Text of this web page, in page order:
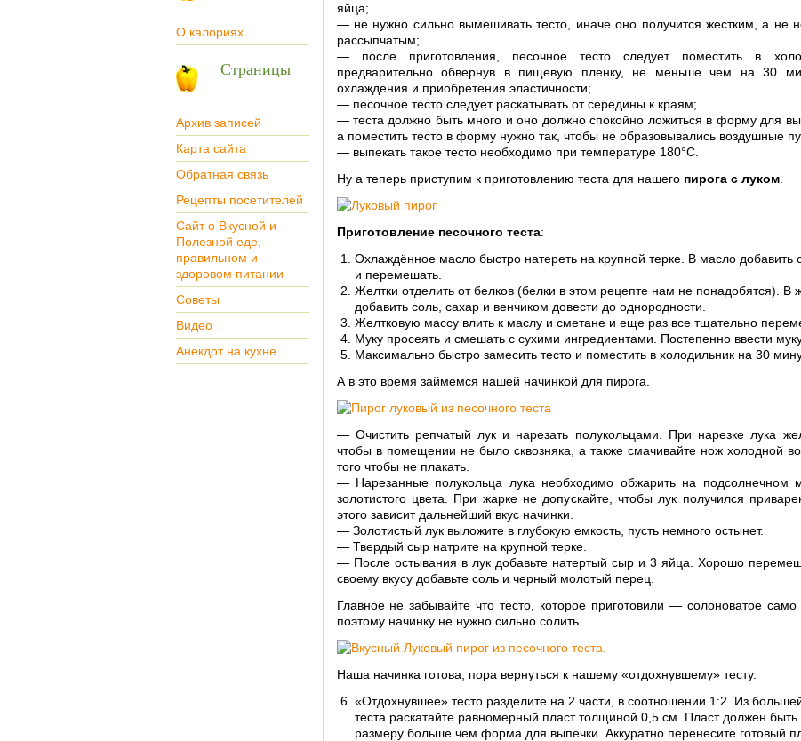
О калориях
Страницы
Архив записей
Карта сайта
Обратная связь
Рецепты посетителей
Сайт о Вкусной и
Полезной еде,
правильном и
здоровом питании
Советы
Видео
Анекдот на кухне
яйца;
— не нужно сильно вымешивать тесто, иначе оно получится жестким, а не
рассыпчатым;
— после приготовления, песочное тесто следует поместить в
предварительно обвернув в пищевую пленку, не меньше чем на 30
охлаждения и приобретения эластичности;
— песочное тесто следует раскатывать от середины к краям;
— теста должно быть много и оно должно спокойно ложиться в форму для
а поместить тесто в форму нужно так, чтобы не образовывались воздушные
— выпекать такое тесто необходимо при температуре 180°С.
Ну а теперь приступим к приготовлению теста для нашего пирога с луком.
Приготовление песочного теста:
Охлаждённое масло быстро натереть на крупной терке. В масло добавить
и перемешать.
Желтки отделить от белков (белки в этом рецепте нам не понадобятся). В
добавить соль, сахар и венчиком довести до однородности.
Желтковую массу влить к маслу и сметане и еще раз все тщательно
Муку просеять и смешать с сухими ингредиентами. Постепенно ввести муку
Максимально быстро замесить тесто и поместить в холодильник на 30
А в это время займемся нашей начинкой для пирога.
— Очистить репчатый лук и нарезать полукольцами. При нарезке лука
чтобы в помещении не было сквозняка, а также смачивайте нож холодной
того чтобы не плакать.
— Нарезанные полукольца лука необходимо обжарить на подсолнечном
золотистого цвета. При жарке не допускайте, чтобы лук получился
этого зависит дальнейший вкус начинки.
— Золотистый лук выложите в глубокую емкость, пусть немного остынет.
— Твердый сыр натрите на крупной терке.
— После остывания в лук добавьте натертый сыр и 3 яйца. Хорошо
своему вкусу добавьте соль и черный молотый перец.
Главное не забывайте что тесто, которое приготовили — солоноватое само
поэтому начинку не нужно сильно солить.
Наша начинка готова, пора вернуться к нашему «отдохнувшему» тесту.
«Отдохнувшее» тесто разделите на 2 части, в соотношении 1:2. Из
теста раскатайте равномерный пласт толщиной 0,5 см. Пласт должен быть
размеру больше чем форма для выпечки. Аккуратно перенесите готовый